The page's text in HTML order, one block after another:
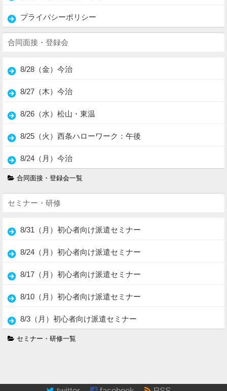
プライバシーポリシー
合同面接・登録会
8/28（金）今治
8/27（木）今治
8/26（水）松山・東温
8/25（火）西条ハローワーク：午後
8/24（月）今治
合同面接・登録会一覧
セミナー・研修
8/31（月）初心者向け派遣セミナー
8/24（月）初心者向け派遣セミナー
8/17（月）初心者向け派遣セミナー
8/10（月）初心者向け派遣セミナー
8/3（月）初心者向け派遣セミナー
セミナー・研修一覧